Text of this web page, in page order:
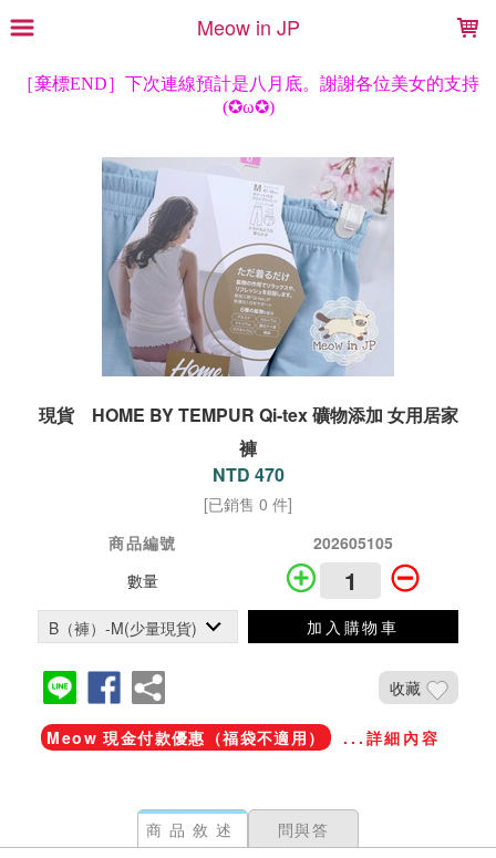
Meow in JP
現貨 HOME BY TEMPUR Qi-tex 礦物添加 女用居家
褲
NTD 470
[已銷售 0 件]
商品編號
202605105
數量
加入購物車
收藏
Meow 現金付款優惠（福袋不適用） ...詳細內容
商品敘述 問與答